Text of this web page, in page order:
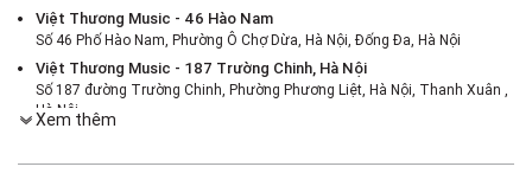
Việt Thương Music - 46 Hào Nam
Số 46 Phố Hào Nam, Phường Ô Chợ Dừa, Hà Nội, Đống Đa, Hà Nội
Việt Thương Music - 187 Trường Chinh, Hà Nội
Số 187 đường Trường Chinh, Phường Phương Liệt, Hà Nội, Thanh Xuân ,
Hà Nội
386 Cách Mạng Tháng Tám, Phường Nhiêu Lộc, TPHCM, Quận 3, Hồ Chí
Xem thêm